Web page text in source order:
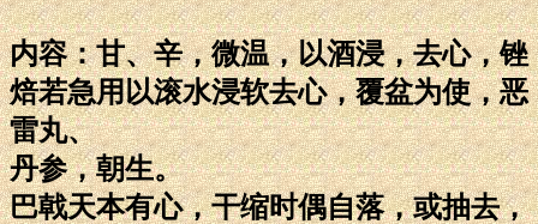
内容：甘、辛，微温，以酒浸，去心，锉
焙若急用以滚水浸软去心，覆盆为使，恶
雷丸、
丹参，朝生。
巴戟天本有心，干缩时偶自落，或抽去，